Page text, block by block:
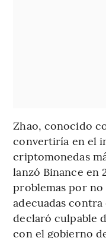
Zhao, conocido
convertiría en el
criptomonedas
lanzó Binance en
problemas por
adecuadas
declaró culpable
con el gobierno